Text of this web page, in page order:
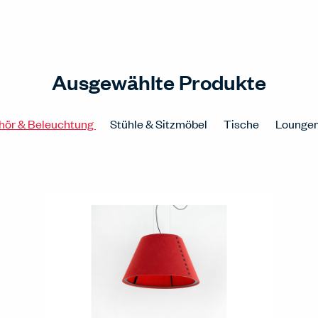
Ausgewählte Produkte
& Beleuchtung Stühle & Sitzmöbel Tische